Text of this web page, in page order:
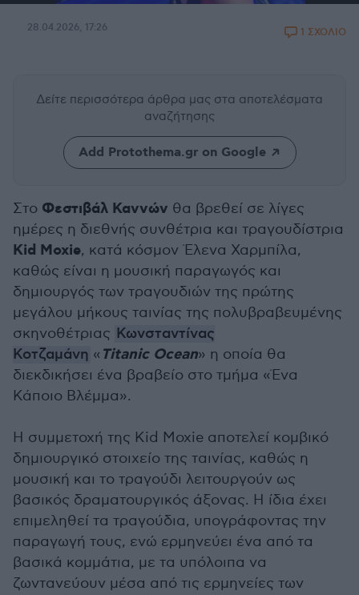
28.04.2026, 17:26 1 ΣΧΟΛΙΟ
Δείτε περισσότερα άρθρα μας στα αποτελέσματα
αναζήτησης
Add Protothema.gr on Google
Στο Φεστιβάλ Καννών θα βρεθεί σε λίγες
ημέρες η διεθνής συνθέτρια και τραγουδίστρια
Kid Moxie, κατά κόσμον Έλενα Χαρμπίλα,
καθώς είναι η μουσική παραγωγός και
δημιουργός των τραγουδιών της πρώτης
μεγάλου μήκους ταινίας της πολυβραβευμένης
σκηνοθέτριας Κωνσταντίνας
Κοτζαμάνη « Titanic Ocean» η οποία θα
διεκδικήσει ένα βραβείο στο τμήμα «Ένα
Κάποιο Βλέμμα».
Η συμμετοχή της Kid Moxie αποτελεί κομβικό
δημιουργικό στοιχείο της ταινίας, καθώς η
μουσική και το τραγούδι λειτουργούν ως
βασικός δραματουργικός άξονας. Η ίδια έχει
επιμεληθεί τα τραγούδια, υπογράφοντας την
παραγωγή τους, ενώ ερμηνεύει ένα από τα
βασικά κομμάτια, με τα υπόλοιπα να
ζωντανεύουν μέσα από τις ερμηνείες των